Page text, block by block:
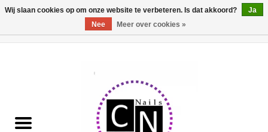
Pedicure producten
Wij slaan cookies op om onze website te verbeteren. Is dat akkoord?
Ja
Nee
Meer over cookies »